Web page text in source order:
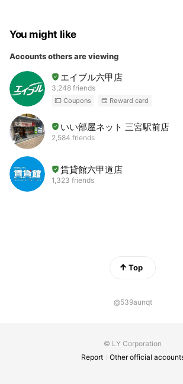
You might like
Accounts others are viewing
エイブル六甲店
3,248 friends
Coupons Reward card
いい部屋ネット 三宮駅前店
2,584 friends
賃貸館六甲道店
1,323 friends
Top
@539aunqt
© LY Corporation
Report
Other official